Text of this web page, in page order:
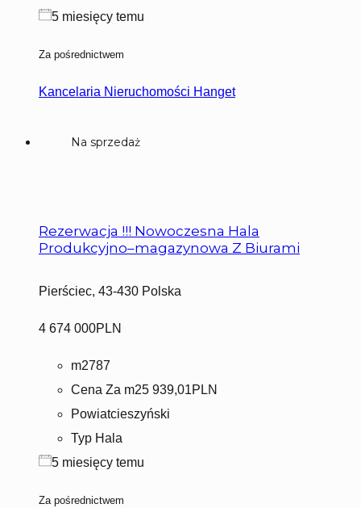
5 miesięcy temu
Za pośrednictwem
Kancelaria Nieruchomości Hanget
Na sprzedaż
Rezerwacja !!! Nowoczesna Hala
Produkcyjno–magazynowa Z Biurami
Pierściec, 43-430 Polska
4 674 000PLN
m2787
Cena Za m25 939,01PLN
Powiatcieszyński
Typ Hala
5 miesięcy temu
Za pośrednictwem